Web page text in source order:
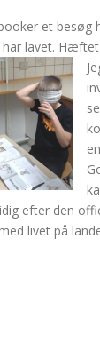
et
har lavet.
efter den
livet på